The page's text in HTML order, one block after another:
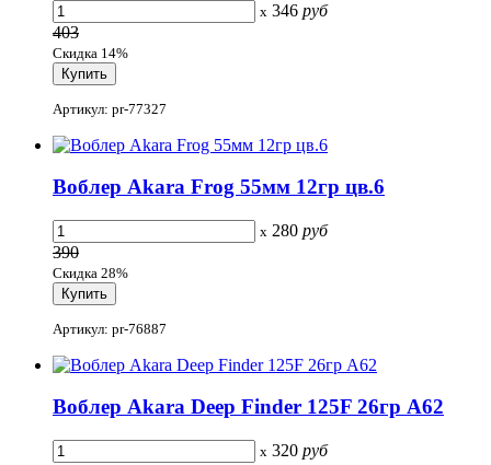
x 346 руб
403
Скидка 14%
Артикул: pr-77327
Воблер Akara Frog 55мм 12гр цв.6
x 280 руб
390
Скидка 28%
Артикул: pr-76887
Воблер Akara Deep Finder 125F 26гр A62
x 320 руб